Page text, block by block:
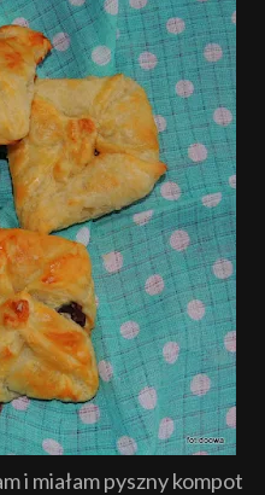
i miałam pyszny kompot